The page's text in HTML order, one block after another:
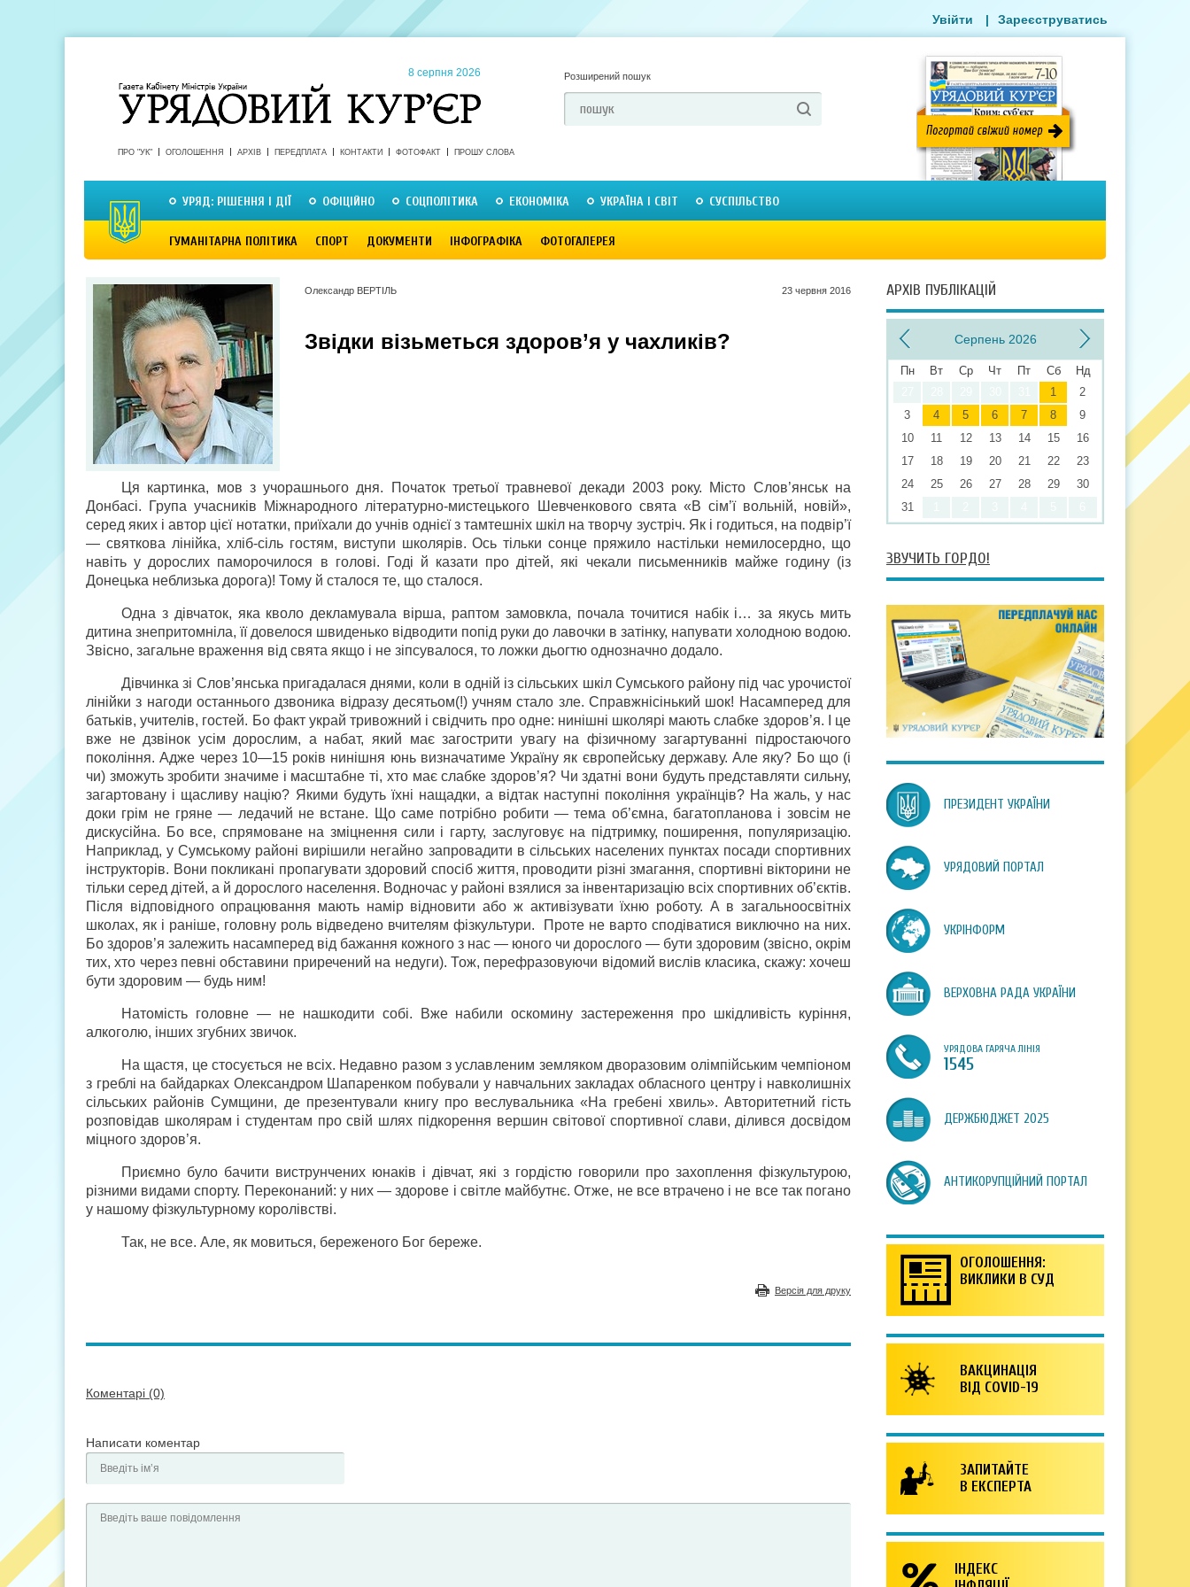
8 серпня 2026 Розширений пошук
ПРО "УК" ОГОЛОШЕННЯ АРХІВ ПЕРЕДПЛАТА КОНТАКТИ ФОТОФАКТ ПРОШУ СЛОВА
УРЯД: РІШЕННЯ І ДІЇ ОФІЦІЙНО СОЦПОЛІТИКА ЕКОНОМІКА УКРАЇНА І СВІТ СУСПІЛЬСТВО
ГУМАНІТАРНА ПОЛІТИКА СПОРТ ДОКУМЕНТИ ІНФОГРАФІКА ФОТОГАЛЕРЕЯ
Увійти | Зареєструватись
Олександр ВЕРТІЛЬ 23 червня 2016
Звідки візьметься здоров’я у чахликів?
Ця картинка, мов з учорашнього дня. Початок третьої травневої декади 2003 року. Місто Слов’янськ на
Донбасі. Група учасників Міжнародного літературно-мистецького Шевченкового свята «В сім’ї вольній, новій»,
серед яких і автор цієї нотатки, приїхали до учнів однієї з тамтешніх шкіл на творчу зустріч. Як і годиться, на подвір’ї
— святкова лінійка, хліб-сіль гостям, виступи школярів. Ось тільки сонце пряжило настільки немилосердно, що
навіть у дорослих паморочилося в голові. Годі й казати про дітей, які чекали письменників майже годину (із
Донецька неблизька дорога)! Тому й сталося те, що сталося.
Одна з дівчаток, яка кволо декламувала вірша, раптом замовкла, почала точитися набік і… за якусь мить
дитина знепритомніла, її довелося швиденько відводити попід руки до лавочки в затінку, напувати холодною водою.
Звісно, загальне враження від свята якщо і не зіпсувалося, то ложки дьогтю однозначно додало.
Дівчинка зі Слов’янська пригадалася днями, коли в одній із сільських шкіл Сумського району під час урочистої
лінійки з нагоди останнього дзвоника відразу десятьом(!) учням стало зле. Справжнісінький шок! Насамперед для
батьків, учителів, гостей. Бо факт украй тривожний і свідчить про одне: нинішні школярі мають слабке здоров’я. І це
вже не дзвінок усім дорослим, а набат, який має загострити увагу на фізичному загартуванні підростаючого
покоління. Адже через 10—15 років нинішня юнь визначатиме Україну як європейську державу. Але яку? Бо що (і
чи) зможуть зробити значиме і масштабне ті, хто має слабке здоров’я? Чи здатні вони будуть представляти сильну,
загартовану і щасливу націю? Якими будуть їхні нащадки, а відтак наступні покоління українців? На жаль, у нас
доки грім не гряне — ледачий не встане. Що саме потрібно робити — тема об’ємна, багатопланова і зовсім не
дискусійна. Бо все, спрямоване на зміцнення сили і гарту, заслуговує на підтримку, поширення, популяризацію.
Наприклад, у Сумському районі вирішили негайно запровадити в сільських населених пунктах посади спортивних
інструкторів. Вони покликані пропагувати здоровий спосіб життя, проводити різні змагання, спортивні вікторини не
тільки серед дітей, а й дорослого населення. Водночас у районі взялися за інвентаризацію всіх спортивних об’єктів.
Після відповідного опрацювання мають намір відновити або ж активізувати їхню роботу. А в загальноосвітніх
школах, як і раніше, головну роль відведено вчителям фізкультури. Проте не варто сподіватися виключно на них.
Бо здоров’я залежить насамперед від бажання кожного з нас — юного чи дорослого — бути здоровим (звісно, окрім
тих, хто через певні обставини приречений на недуги). Тож, перефразовуючи відомий вислів класика, скажу: хочеш
бути здоровим — будь ним!
Натомість головне — не нашкодити собі. Вже набили оскомину застереження про шкідливість куріння,
алкоголю, інших згубних звичок.
На щастя, це стосується не всіх. Недавно разом з уславленим земляком дворазовим олімпійським чемпіоном
з греблі на байдарках Олександром Шапаренком побували у навчальних закладах обласного центру і навколишніх
сільських районів Сумщини, де презентували книгу про веслувальника «На гребені хвиль». Авторитетний гість
розповідав школярам і студентам про свій шлях підкорення вершин світової спортивної слави, ділився досвідом
міцного здоров’я.
Приємно було бачити виструнчених юнаків і дівчат, які з гордістю говорили про захоплення фізкультурою,
різними видами спорту. Переконаний: у них — здорове і світле майбутнє. Отже, не все втрачено і не все так погано
у нашому фізкультурному королівстві.
Так, не все. Але, як мовиться, береженого Бог береже.
Версія для друку
Коментарі (0)
Написати коментар
АРХІВ ПУБЛІКАЦІЙ
Серпень 2026
Пн Вт Ср Чт Пт Сб
Нд
1
2
3
4 5 6 7 8
9
10
11 12 13 14 15
16
17
18 19 20 21 22
23
24
25 26 27 28 29
30
31
ЗВУЧИТЬ ГОРДО!
ПРЕЗИДЕНТ УКРАЇНИ
УРЯДОВИЙ ПОРТАЛ
УКРІНФОРМ
ВЕРХОВНА РАДА УКРАЇНИ
УРЯДОВА ГАРЯЧА ЛІНІЯ
1545
ДЕРЖБЮДЖЕТ 2025
АНТИКОРУПЦІЙНИЙ ПОРТАЛ
ОГОЛОШЕННЯ:
ВИКЛИКИ В СУД
ВАКЦИНАЦІЯ
ВІД COVID-19
ЗАПИТАЙТЕ
В ЕКСПЕРТА
ІНДЕКС